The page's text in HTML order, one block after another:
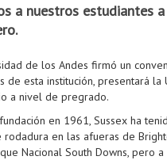
a nuestros estudiantes
de los Andes firmó un
de esta institución, presentará
a nivel de pregrado.
en 1961, Sussex ha
en las afueras de
Nacional South Downs, pero